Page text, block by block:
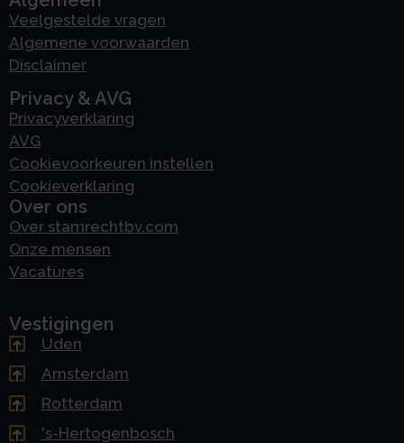
Veelgestelde vragen
Algemene voorwaarden
Disclaimer
Privacy & AVG
Privacyverklaring
AVG
Cookievoorkeuren instellen
Cookieverklaring
Over ons
Over stamrechtbv.com
Onze mensen
Vacatures
Vestigingen
Uden
Amsterdam
Rotterdam
's-Hertogenbosch